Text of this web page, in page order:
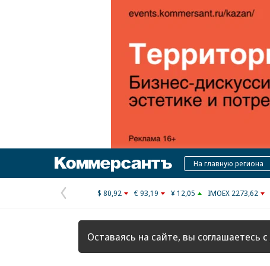
КоммерсантъНа главную региона
Предыдущая
страница
$ 80,92 € 93,19 ¥ 12,05 IMOEX 2273,62
Оставаясь на сайте, вы соглашаетесь с